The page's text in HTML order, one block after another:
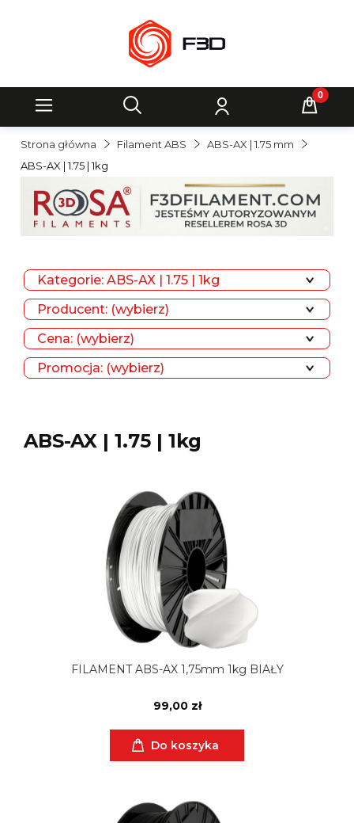
Strona główna Filament ABS
ABS-AX | 1.75 mm
ABS-AX | 1.75 | 1kg
Kategorie: ABS-AX | 1.75 | 1kg
Producent: (wybierz)
Cena: (wybierz)
Promocja: (wybierz)
ABS-AX | 1.75 | 1kg
FILAMENT ABS-AX 1,75mm 1kg BIAŁY
99,00 zł
Do koszyka